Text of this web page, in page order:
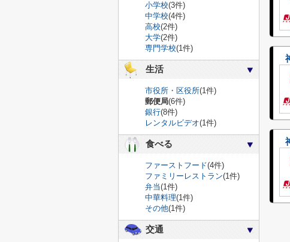
小学校(3件)
中学校(4件)
高校(2件)
大学(2件)
専門学校(1件)
生活
市役所・区役所(1件)
郵便局(6件)
銀行(8件)
レンタルビデオ(1件)
食べる
ファーストフード(4件)
ファミリーレストラン(1件)
弁当(1件)
中華料理(1件)
その他(1件)
交通